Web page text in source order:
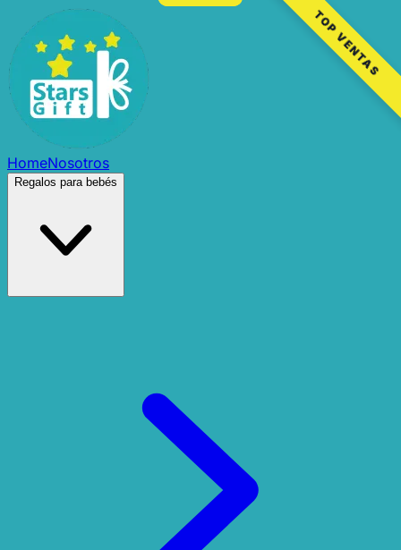
HomeNosotros
Regalos para bebés
TOP VENTAS